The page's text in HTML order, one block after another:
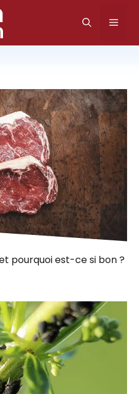
pourquoi est-ce si bon ?